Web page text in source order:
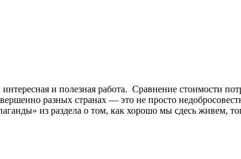
и полезная работа. Сравнение стоимости
разных странах — это не просто
из раздела о том, как хорошо мы сдесь живем,